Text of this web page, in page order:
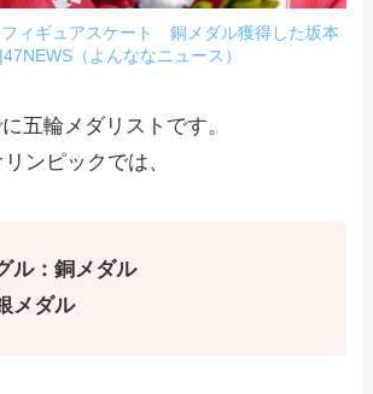
ィギュアスケート 銅メダル獲得した坂本
（よんななニュース）
五輪メダリストです。
ンピックでは、
ル：銅メダル
メダル